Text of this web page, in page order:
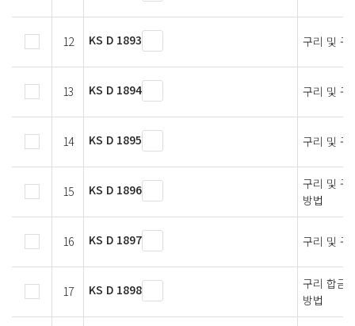
12 KS D 1893 구리 및 구
13 KS D 1894 구리 및 구
14 KS D 1895 구리 및 구
15 KS D 1896
구리 및 구
방법
16 KS D 1897 구리 및 구
17 KS D 1898
구리 합금
방법